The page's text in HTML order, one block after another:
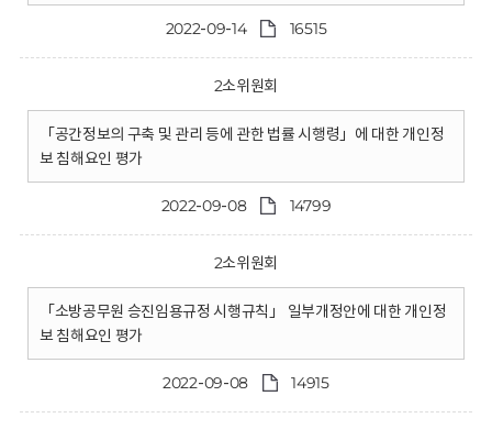
2022-09-14 16515
2소위원회
「공간정보의 구축 및 관리 등에 관한 법률 시행령」에 대한 개인정
보 침해요인 평가
2022-09-08 14799
2소위원회
「소방공무원 승진임용규정 시행규칙」 일부개정안에 대한 개인정
보 침해요인 평가
2022-09-08 14915